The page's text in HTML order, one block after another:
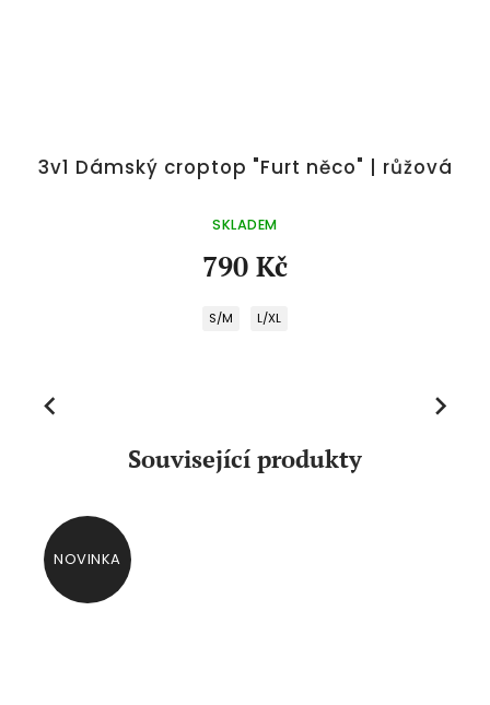
3v1 Dámský croptop "Furt něco" | růžová
SKLADEM
790 Kč
S/M L/XL
Související produkty
Previous
NOVINKA
Next